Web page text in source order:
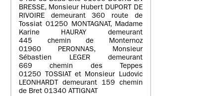
BRESSE, Monsieur Hubert DUPORT DE
RIVOIRE demeurant 360 route de
Tossiat 01250 MONTAGNAT, Madame
Karine HAURAY demeurant
445 chemin de Monternoz
01960 PERONNAS, Monsieur
Sébastien LEGER demeurant
669 chemin des Teppes
01250 TOSSIAT et Monsieur Ludovic
LEONHARDT demeurant 159 chemin
de Bret 01340 ATTIGNAT